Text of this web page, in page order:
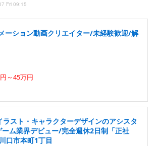
Fri 09:15
ーション動画クリエイター/未経験歓迎/解
～45万円
ラスト・キャラクターデザインのアシスタ
ム業界デビュー/完全週休2日制「正社
口市本町1丁目